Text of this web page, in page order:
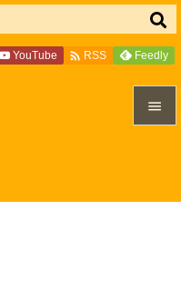

YouTube  RSS Feedly